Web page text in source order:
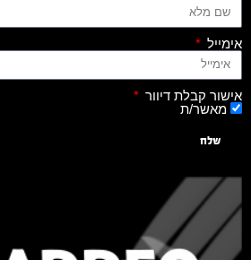
אימייל
אישור קבלת דיוור
מאשר/ת
שלח